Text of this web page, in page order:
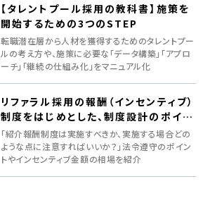
【タレントプール採用の教科書】施策を
開始するための3つのSTEP
転職潜在層から人材を獲得するためのタレントプー
ルの考え方や、施策に必要な「データ構築」「アプロ
ーチ」「継続の仕組み化」をマニュアル化
リファラル採用の報酬（インセンティブ）
制度をはじめとした、制度設計のポイン
ト
「紹介報酬制度は実施すべきか、実施する場合どの
ような点に注意すればいいか？」法令遵守のポイン
トやインセンティブ金額の相場を紹介